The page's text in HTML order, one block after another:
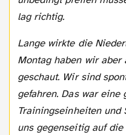
lag richtig.
Lange wirkte die Niederlage nicht nach. Schon am
Montag haben wir aber
geschaut. Wir sind
gefahren. Das war
Trainingseinheiten und
uns gegenseitig auf